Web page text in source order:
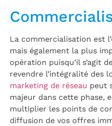
La commercialisation est
mais également la plus
opération puisqu’il s’agit
revendre l’intégralité des
marketing de réseau peut
majeur dans cette phase,
multiplier les points de
diffusion de vos offres